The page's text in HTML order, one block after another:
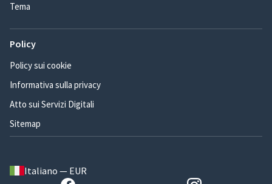
Tema
Policy
Policy sui cookie
Informativa sulla privacy
Atto sui Servizi Digitali
Sitemap
Italiano — EUR